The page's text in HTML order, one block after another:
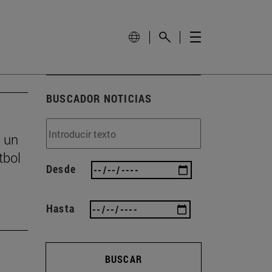
un
BUSCADOR NOTICIAS
Desde
Hasta
BUSCAR